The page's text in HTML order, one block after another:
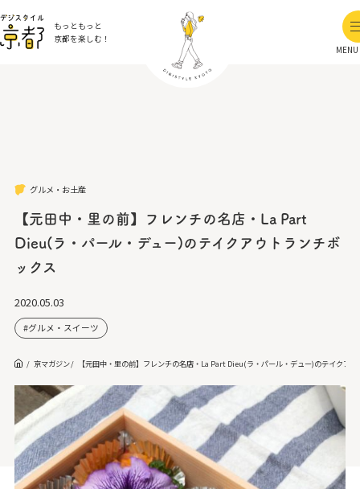
もっともっと
京都を楽しむ！
MENU
グルメ・お土産
【元田中・里の前】フレンチの名店・La Part
Dieu(ラ・パール・デュー)のテイクアウトランチボ
ックス
2020.05.03
グルメ・スイーツ
京マガジン 【元田中・里の前】フレンチの名店・La Part Dieu(ラ・パール・デュー)のテイクア